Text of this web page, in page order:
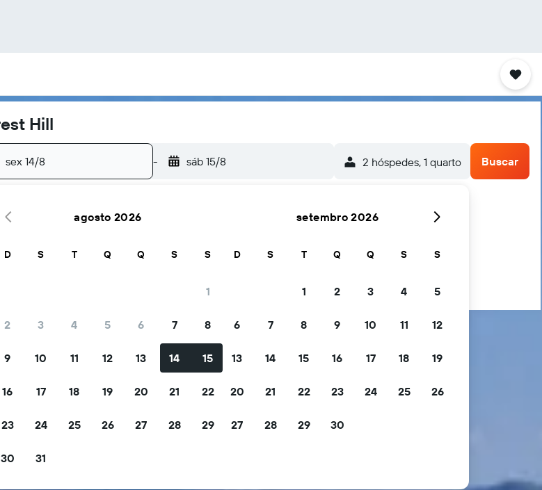
Hill
sex 14/8 - sáb 15/8 2 hóspedes, 1 quarto Buscar
Wagga Wagga Forrest HillAeroporto de Wagga Wagga Forrest Hill
agosto 2026
D S T Q Q S S
1
2 3 4 5 6 7 8
9 10 11 12 13 14 15
16 17 18 19 20 21 22
23 24 25 26 27 28 29
30 31
setembro 2026
D S T Q Q S S
1 2 3 4 5
6 7 8 9 10 11 12
13 14 15 16 17 18 19
20 21 22 23 24 25 26
27 28 29 30